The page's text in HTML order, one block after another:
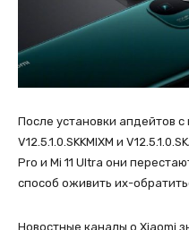
После установки апдейтов с
V12.5.1.0.SKKMIXM и
Pro и Mi 11 Ultra они
способ оживить их-
Новостные каналы о Xiaomi